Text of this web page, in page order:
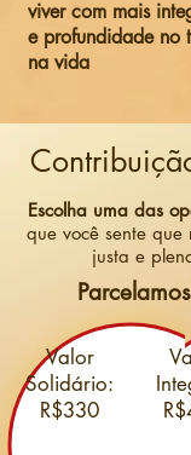
viver com mais
e profundidade no
na vida
Escolha uma das
que você sente que
justa e
Valor
Solidário:
R$330